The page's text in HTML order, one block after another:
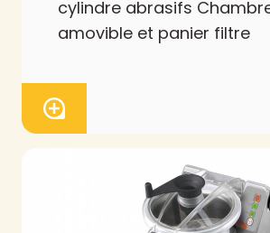
cylindre abrasifs
amovible et panier filtre